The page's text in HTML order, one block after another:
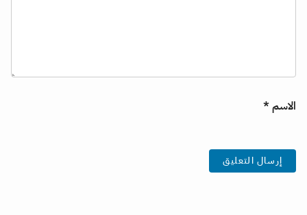
الاسم*